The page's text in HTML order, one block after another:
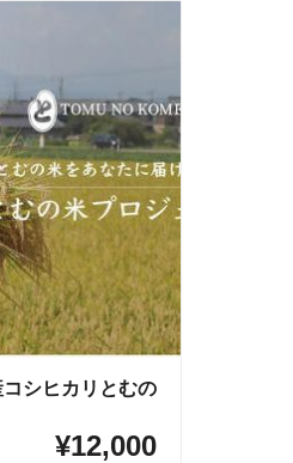
シヒカリとむの
¥12,000